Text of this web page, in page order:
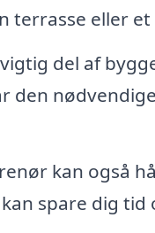
terrasse eller et
del af
den
kan også
spare dig tid